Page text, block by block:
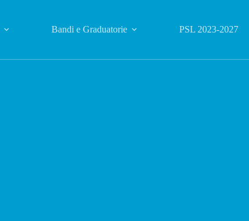
Bandi e Graduatorie PSL 2023-2027